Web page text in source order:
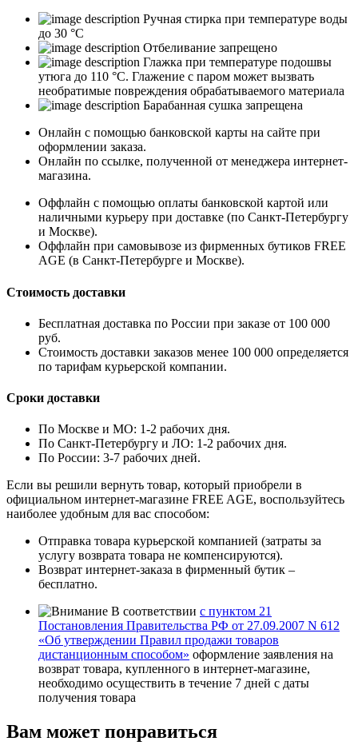
Ручная стирка при температуре воды
до 30 °C
Отбеливание запрещено
Глажка при температуре подошвы
утюга до 110 °C. Глажение с паром может вызвать
необратимые повреждения обрабатываемого материала
Барабанная сушка запрещена
Онлайн с помощью банковской карты на сайте при
оформлении заказа.
Онлайн по ссылке, полученной от менеджера интернет-
магазина.
Оффлайн с помощью оплаты банковской картой или
наличными курьеру при доставке (по Санкт-Петербургу
и Москве).
Оффлайн при самовывозе из фирменных бутиков FREE
AGE (в Санкт-Петербурге и Москве).
Стоимость доставки
Бесплатная доставка по России при заказе от 100 000
руб.
Стоимость доставки заказов менее 100 000 определяется
по тарифам курьерской компании.
Сроки доставки
По Москве и МО: 1-2 рабочих дня.
По Санкт-Петербургу и ЛО: 1-2 рабочих дня.
По России: 3-7 рабочих дней.
Если вы решили вернуть товар, который приобрели в
официальном интернет-магазине FREE AGE, воспользуйтесь
наиболее удобным для вас способом:
Отправка товара курьерской компанией (затраты за
услугу возврата товара не компенсируются).
Возврат интернет-заказа в фирменный бутик –
бесплатно.
В соответствии с пунктом 21
Постановления Правительства РФ от 27.09.2007 N 612
«Об утверждении Правил продажи товаров
дистанционным способом» оформление заявления на
возврат товара, купленного в интернет-магазине,
необходимо осуществить в течение 7 дней с даты
получения товара
Вам может понравиться